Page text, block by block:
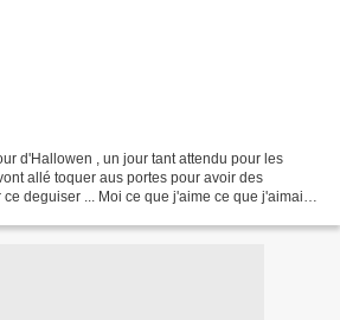
d'Hallowen , un jour tant attendu pour les
allé toquer aus portes pour avoir des
deguiser ... Moi ce que j'aime ce que j'aimais